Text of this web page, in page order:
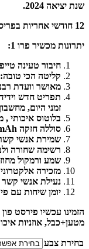
2024.
מכשיר פרו 1:
חיבור טעינה טייפ סי
קליטה הכי טובה: דור 4G + שיחות HD-VoLTE.
מאושר וועדת רבנים לסים
תפריט חדש וידידותי
זמני היום, מחשבון,
בלוטוס איכותי ,
סוללה חזקה 1800mAh.
שמירת אנשי קשר עד 3000 איש + גיבוי אנשי קשר ידני.
רשימה שחורה ולבנה.
שמע ורמקול מחוזקים
מזכירה אלקטרונית
נעילת אנשי קשר
יומן שיחות עם פירוט
אוזניות
צבע